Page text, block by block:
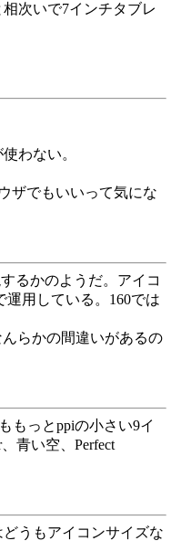
次いで7インチタブレ
わない。
ザでもいいって気にな
るかのようだ。アイコ
用している。160では
らかの間違いがあるの
もっとppiの小さい9イ
青い空、Perfect
うもアイコンサイズな